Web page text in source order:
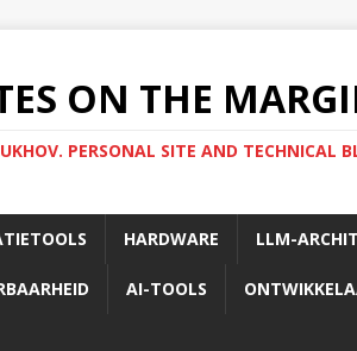
ON THE
PERSONAL SITE AND TECHNICAL
HARDWARE LLM-
AI-TOOLS